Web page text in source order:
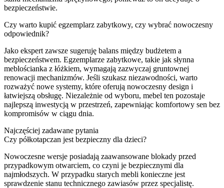
bezpieczeństwie.
Czy warto kupić egzemplarz zabytkowy, czy wybrać nowoczesny
odpowiednik?
Jako ekspert zawsze sugeruję balans między budżetem a
bezpieczeństwem. Egzemplarze zabytkowe, takie jak słynna
meblościanka z łóżkiem, wymagają zazwyczaj gruntownej
renowacji mechanizmów. Jeśli szukasz niezawodności, warto
rozważyć nowe systemy, które oferują nowoczesny design i
łatwiejszą obsługę. Niezależnie od wyboru, mebel ten pozostaje
najlepszą inwestycją w przestrzeń, zapewniając komfortowy sen bez
kompromisów w ciągu dnia.
Najczęściej zadawane pytania
Czy półkotapczan jest bezpieczny dla dzieci?
Nowoczesne wersje posiadają zaawansowane blokady przed
przypadkowym otwarciem, co czyni je bezpiecznymi dla
najmłodszych. W przypadku starych mebli konieczne jest
sprawdzenie stanu technicznego zawiasów przez specjalistę.